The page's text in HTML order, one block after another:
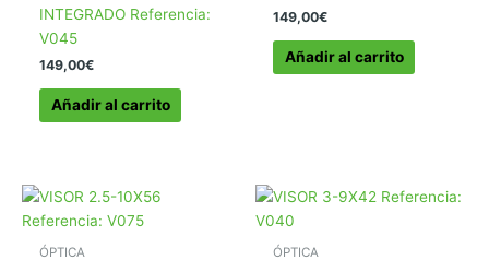
INTEGRADO Referencia:
V045
149,00€
Añadir al carrito
149,00€
Añadir al carrito
ÓPTICA ÓPTICA